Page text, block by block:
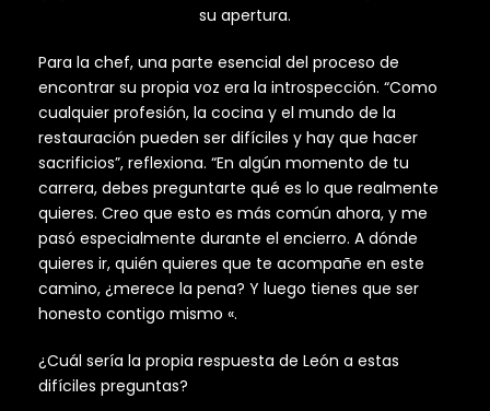
su apertura.
Para la chef, una parte esencial del proceso de
encontrar su propia voz era la introspección. “Como
cualquier profesión, la cocina y el mundo de la
restauración pueden ser difíciles y hay que hacer
sacrificios”, reflexiona. “En algún momento de tu
carrera, debes preguntarte qué es lo que realmente
quieres. Creo que esto es más común ahora, y me
pasó especialmente durante el encierro. A dónde
quieres ir, quién quieres que te acompañe en este
camino, ¿merece la pena? Y luego tienes que ser
honesto contigo mismo «.
¿Cuál sería la propia respuesta de León a estas
difíciles preguntas?